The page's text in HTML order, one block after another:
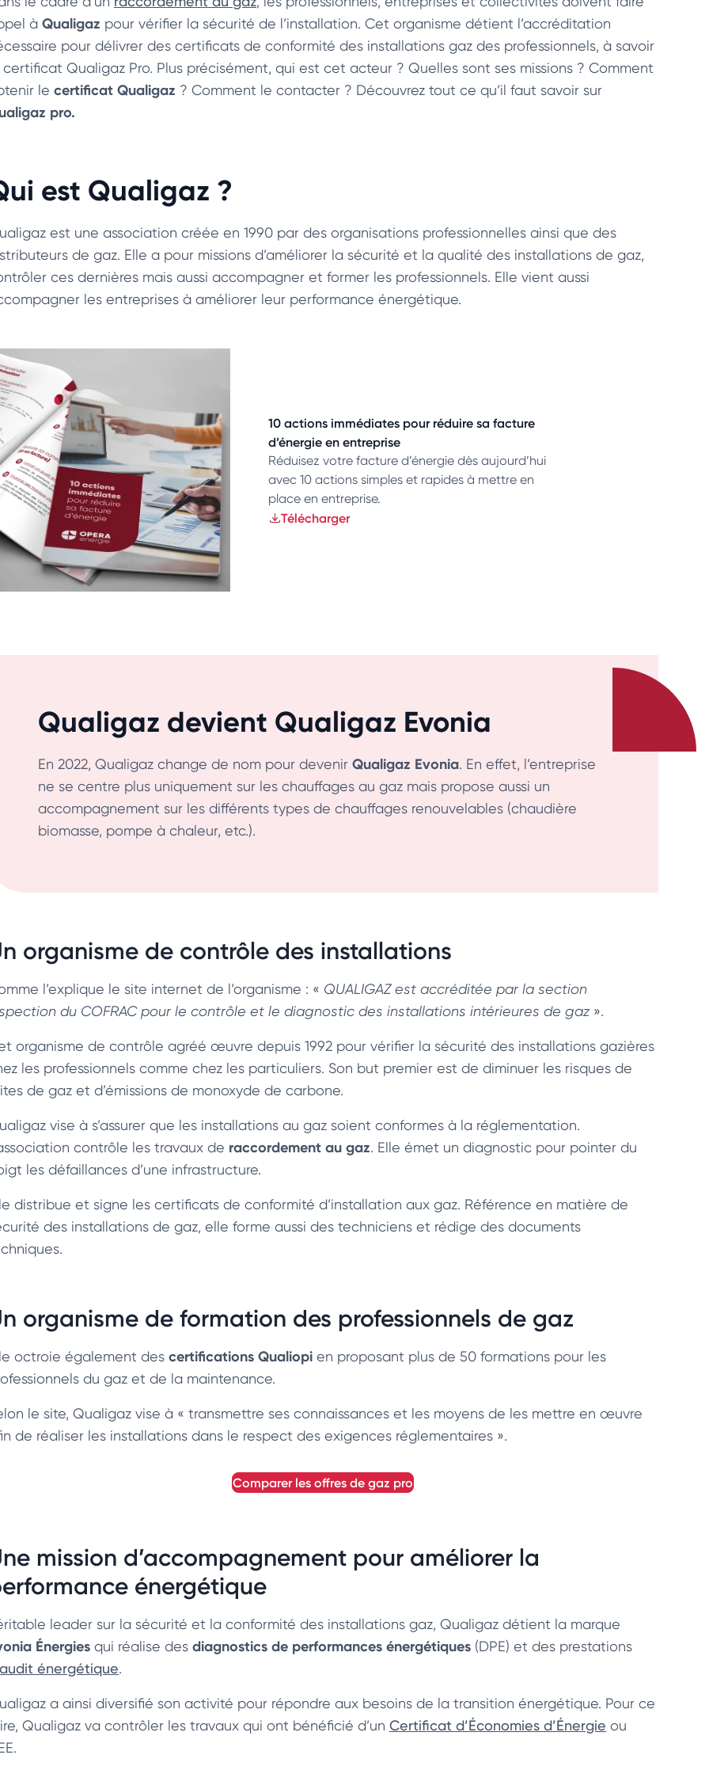
à Qualigaz pour vérifier la sécurité de l’installation. Cet organisme détient l’accréditation
pour délivrer des certificats de conformité des installations gaz des professionnels, à savoir
certificat Qualigaz Pro. Plus précisément, qui est cet acteur ? Quelles sont ses missions ? Comment
le certificat Qualigaz ? Comment le contacter ? Découvrez tout ce qu’il faut savoir sur
pro.
est Qualigaz ?
est une association créée en 1990 par des organisations professionnelles ainsi que des
de gaz. Elle a pour missions d’améliorer la sécurité et la qualité des installations de gaz,
ces dernières mais aussi accompagner et former les professionnels. Elle vient aussi
les entreprises à améliorer leur performance énergétique.
10 actions immédiates pour réduire sa facture
d’énergie en entreprise
Réduisez votre facture d’énergie dès aujourd’hui
avec 10 actions simples et rapides à mettre en
place en entreprise.
Télécharger
Qualigaz devient Qualigaz Evonia
En 2022, Qualigaz change de nom pour devenir Qualigaz Evonia. En effet, l’entreprise
ne se centre plus uniquement sur les chauffages au gaz mais propose aussi un
accompagnement sur les différents types de chauffages renouvelables (chaudière
biomasse, pompe à chaleur, etc.).
organisme de contrôle des installations
l’explique le site internet de l’organisme : « QUALIGAZ est accréditée par la section
du COFRAC pour le contrôle et le diagnostic des installations intérieures de gaz ».
organisme de contrôle agréé œuvre depuis 1992 pour vérifier la sécurité des installations gazières
les professionnels comme chez les particuliers. Son but premier est de diminuer les risques de
de gaz et d’émissions de monoxyde de carbone.
vise à s’assurer que les installations au gaz soient conformes à la réglementation.
contrôle les travaux de raccordement au gaz. Elle émet un diagnostic pour pointer du
les défaillances d’une infrastructure.
distribue et signe les certificats de conformité d’installation aux gaz. Référence en matière de
des installations de gaz, elle forme aussi des techniciens et rédige des documents
organisme de formation des professionnels de gaz
octroie également des certifications Qualiopi en proposant plus de 50 formations pour les
du gaz et de la maintenance.
le site, Qualigaz vise à « transmettre ses connaissances et les moyens de les mettre en œuvre
de réaliser les installations dans le respect des exigences réglementaires ».
comparer les offres de gaz pro
mission d’accompagnement pour améliorer la
énergétique
leader sur la sécurité et la conformité des installations gaz, Qualigaz détient la marque
Énergies qui réalise des diagnostics de performances énergétiques (DPE) et des prestations
audit énergétique.
a ainsi diversifié son activité pour répondre aux besoins de la transition énergétique. Pour ce
Qualigaz va contrôler les travaux qui ont bénéficié d’un Certificat d’Économies d’Énergie ou